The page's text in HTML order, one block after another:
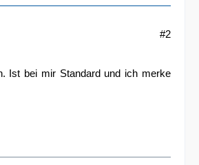
#2
Ist bei mir Standard und ich merke